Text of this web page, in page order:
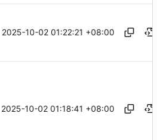
2025-10-02 01:22:21 +08:00
2025-10-02 01:18:41 +08:00